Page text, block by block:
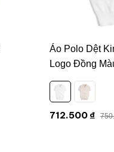
Áo Polo Dệt
Logo Đồng
712.500 ₫